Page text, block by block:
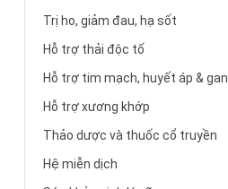
Trị ho, giảm đau, hạ sốt
Hỗ trợ thải độc tố
Hỗ trợ tim mạch, huyết áp & gan
Hỗ trợ xương khớp
Thảo dược và thuốc cổ truyền
Hệ miễn dịch